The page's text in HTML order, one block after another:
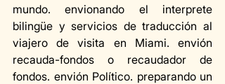
mundo. envionando el interprete
bilingüe y servicios de traducción al
viajero de visita en Miami. envión
recauda-fondos o recaudador de
fondos. envión Político. preparando un